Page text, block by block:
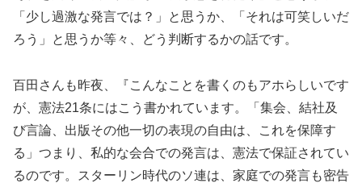
「少し過激な発言では？」と思うか、「それは可笑しいだ
ろう」と思うか等々、どう判断するかの話です。
百田さんも昨夜、『こんなことを書くのもアホらしいです
が、憲法21条にはこう書かれています。「集会、結社及
び言論、出版その他一切の表現の自由は、これを保障す
る」つまり、私的な会合での発言は、憲法で保証されてい
るのです。スターリン時代のソ連は、家庭での発言も密告